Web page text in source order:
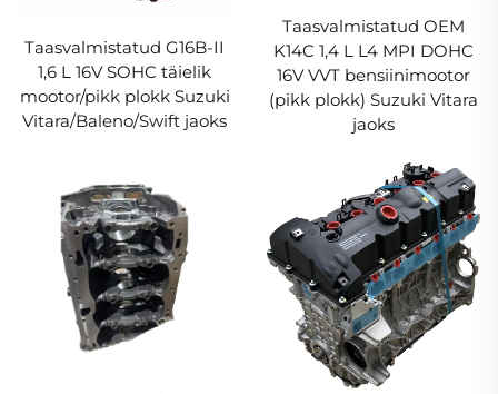
Taasvalmistatud G16B-II
1,6 L 16V SOHC täielik
mootor/pikk plokk Suzuki
Vitara/Baleno/Swift jaoks
Taasvalmistatud OEM
K14C 1,4 L L4 MPI DOHC
16V VVT bensiinimootor
(pikk plokk) Suzuki Vitara
jaoks